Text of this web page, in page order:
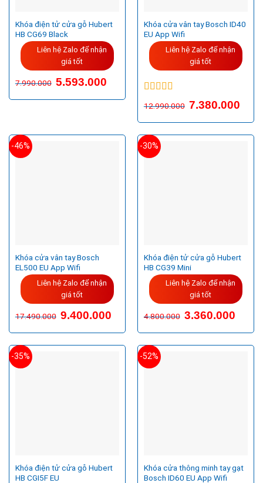
Khóa điện tử cửa gỗ Hubert
HB CG69 Black
Liên hệ Zalo để nhận
giá tốt
7.990.000 Giá
gốc
7.990.000VND.
5.593.000Giá
hiện
là:
5.593.000VND.
Khóa cửa vân tay Bosch ID40
EU App Wifi
Liên hệ Zalo để nhận
giá tốt
hạng5.005
12.990.000 7.380.000
-46%
Khóa cửa vân tay Bosch
EL500 EU App Wifi
Liên hệ Zalo để nhận
giá tốt
17.490.000 9.400.000
-30%
Khóa điện tử cửa gỗ Hubert
HB CG39 Mini
Liên hệ Zalo để nhận
giá tốt
4.800.000 3.360.000
-35%
Khóa điện tử cửa gỗ Hubert
HB CGI5F EU
-52%
Khóa cửa thông minh tay gạt
Bosch ID60 EU App Wifi